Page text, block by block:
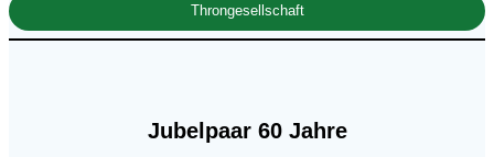
Throngesellschaft
Jubelpaar 60 Jahre